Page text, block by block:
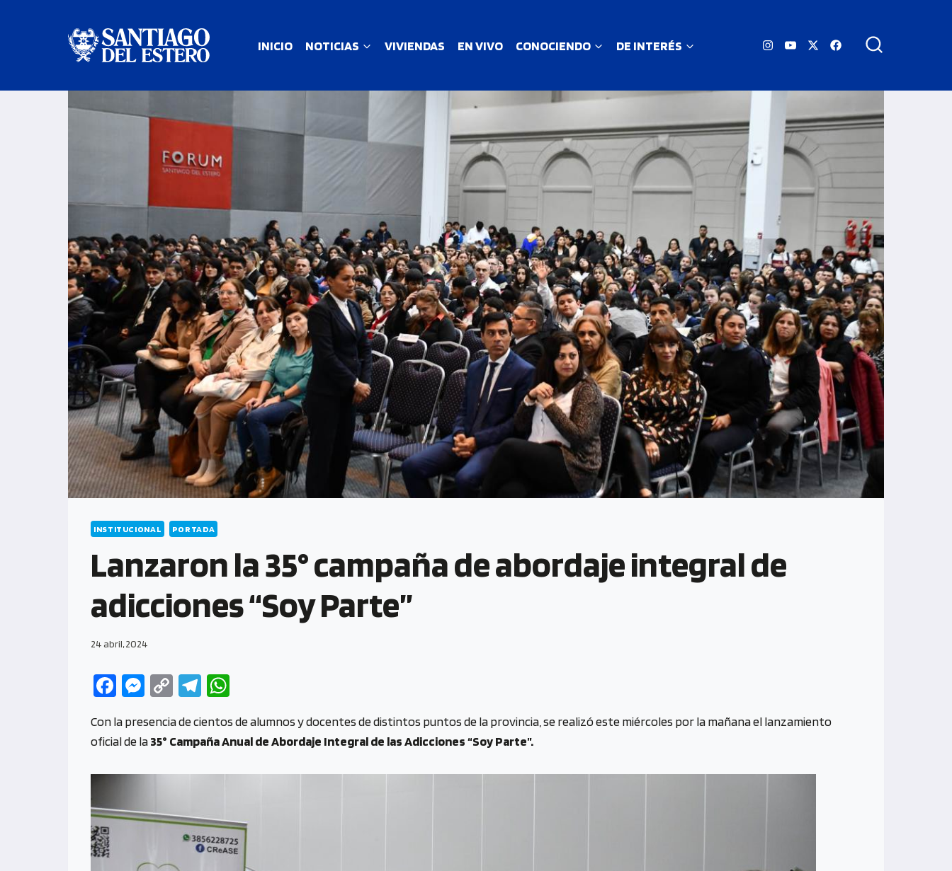
INICIO NOTICIAS VIVIENDAS EN VIVO CONOCIENDO DE INTERÉS
INSTITUCIONAL PORTADA
Lanzaron la 35° campaña de abordaje integral de
adicciones “Soy Parte”
24 abril, 2024
Fa
b
o
o
M
se
n
g
C
py
Li
n
Te
gr
a
m
at
s
A
p
Con la presencia de cientos de alumnos y docentes de distintos puntos de la provincia, se realizó este miércoles por la mañana el lanzamiento
oficial de la35° Campaña Anual de Abordaje Integral de las Adicciones“Soy Parte”.